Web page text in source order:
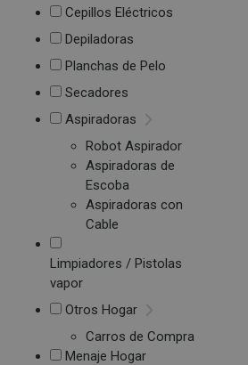
Cepillos Eléctricos
Depiladoras
Planchas de Pelo
Secadores
Aspiradoras
Robot Aspirador
Aspiradoras de
Escoba
Aspiradoras con
Cable
Limpiadores / Pistolas
vapor
Otros Hogar
Carros de Compra
Menaje Hogar